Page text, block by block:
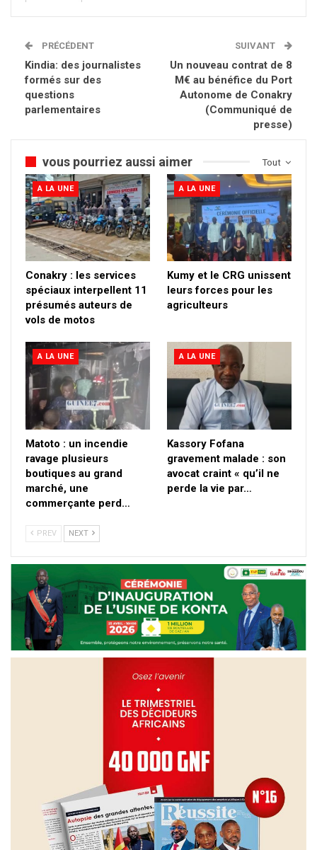
PRÉCÉDENT
Kindia: des journalistes
formés sur des
questions
parlementaires
SUIVANT
Un nouveau contrat de 8
M€ au bénéfice du Port
Autonome de Conakry
(Communiqué de
presse)
Tout
vous pourriez aussi aimer
A LA UNE
Conakry : les services
spéciaux interpellent 11
présumés auteurs de
vols de motos
A LA UNE
Kumy et le CRG unissent
leurs forces pour les
agriculteurs
A LA UNE
Matoto : un incendie
ravage plusieurs
boutiques au grand
marché, une
commerçante perd…
A LA UNE
Kassory Fofana
gravement malade : son
avocat craint « qu’il ne
perde la vie par…
PREV NEXT